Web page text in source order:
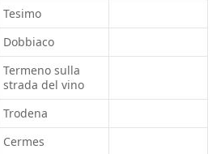
Tesimo
Dobbiaco
Termeno sulla
strada del vino
Trodena
Cermes